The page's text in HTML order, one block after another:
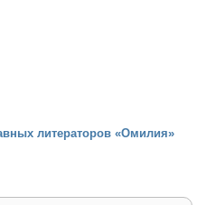
литераторов «Омилия»